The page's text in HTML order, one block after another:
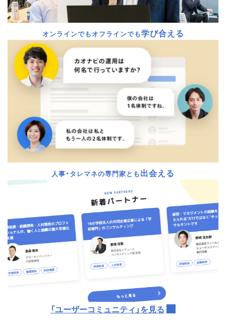
オンラインでもオフラインでも学び合える
人事・タレマネの専門家とも出会える
「ユーザーコミュニティ」を見る